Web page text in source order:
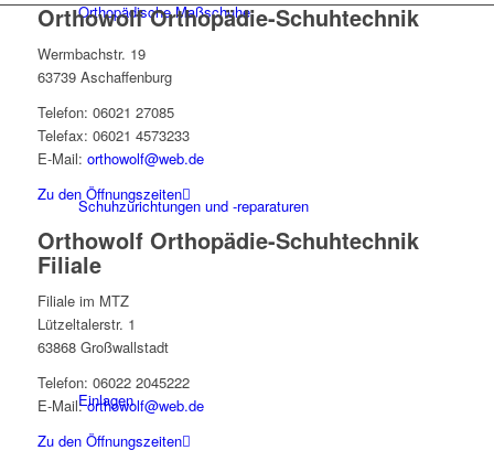
Orthopädische Maßschuhe
Schuhzurichtungen und -reparaturen
Einlagen
Orthowolf Orthopädie-Schuhtechnik
Wermbachstr. 19
63739 Aschaffenburg
Telefon: 06021 27085
Telefax: 06021 4573233
E-Mail: orthowolf@web.de
Zu den Öffnungszeiten
Orthowolf Orthopädie-Schuhtechnik
Filiale
Filiale im MTZ
Lützeltalerstr. 1
63868 Großwallstadt
Telefon: 06022 2045222
E-Mail:orthowolf@web.de
Zu den Öffnungszeiten